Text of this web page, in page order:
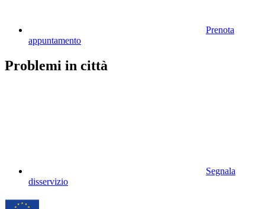
Prenota
appuntamento
Problemi in città
Segnala
disservizio